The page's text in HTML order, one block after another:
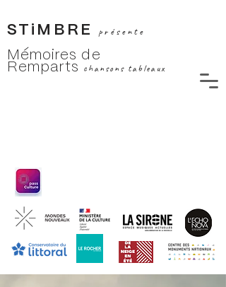
STiMBRE présente
Mémoires de
Remparts chansons tableaux